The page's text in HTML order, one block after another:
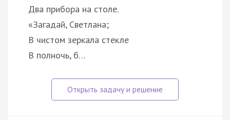
Два прибора на столе.
«Загадай, Светлана;
В чистом зеркала стекле
В полночь, б…